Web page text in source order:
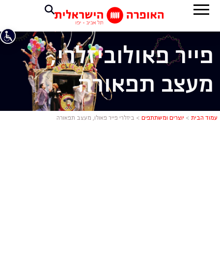
ביזלרי
פייר פאולוביזלרי,
מעצב תפאורה
עמוד הבית > יוצרים ומשתתפים > ביזלרי פייר פאולו, מעצב תפאורה